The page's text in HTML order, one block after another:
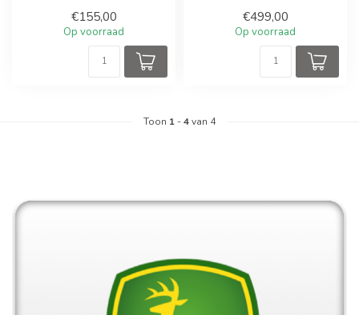
€155,00
Op voorraad
€499,00
Op voorraad
Toon 1 -4van 4